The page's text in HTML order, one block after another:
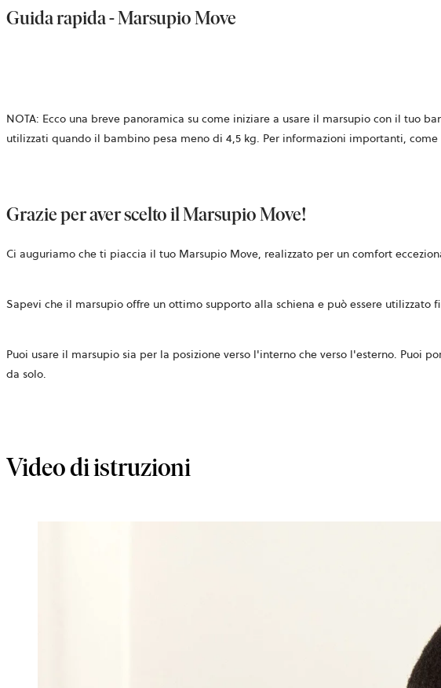
Guida rapida - Marsupio Move
NOTA: Ecco una breve panoramica su come iniziare a usare il marsupio con il tuo
utilizzati quando il bambino pesa meno di 4,5 kg. Per informazioni importanti,
Grazie per aver scelto il Marsupio Move!
Ci auguriamo che ti piaccia il tuo Marsupio Move, realizzato per un comfort
Sapevi che il marsupio offre un ottimo supporto alla schiena e può essere utilizzato
Puoi usare il marsupio sia per la posizione verso l'interno che verso l'esterno.
da solo.
Video di istruzioni